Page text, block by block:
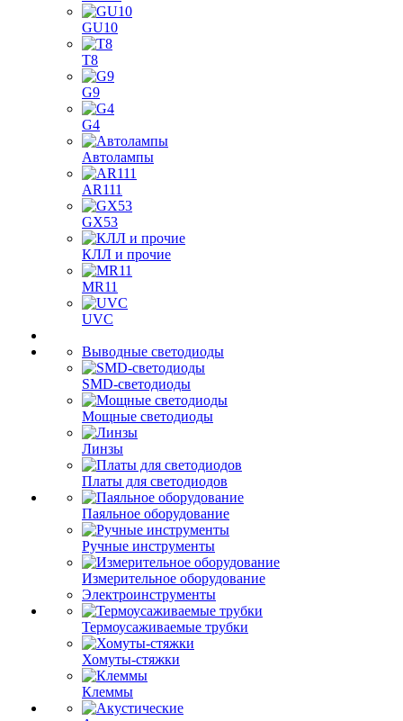
GU10
T8
G9
G4
Автолампы
AR111
GX53
КЛЛ и прочие
MR11
UVC
Выводные светодиоды
SMD-светодиоды
Мощные светодиоды
Линзы
Платы для светодиодов
Паяльное оборудование
Ручные инструменты
Измерительное оборудование
Электроинструменты
Термоусаживаемые трубки
Хомуты-стяжки
Клеммы